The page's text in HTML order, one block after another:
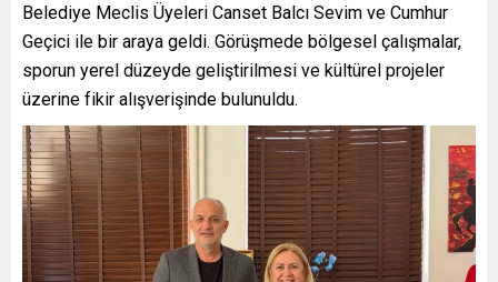
Belediye Meclis Üyeleri Canset Balcı Sevim ve Cumhur
Geçici ile bir araya geldi. Görüşmede bölgesel çalışmalar,
sporun yerel düzeyde geliştirilmesi ve kültürel projeler
üzerine fikir alışverişinde bulunuldu.